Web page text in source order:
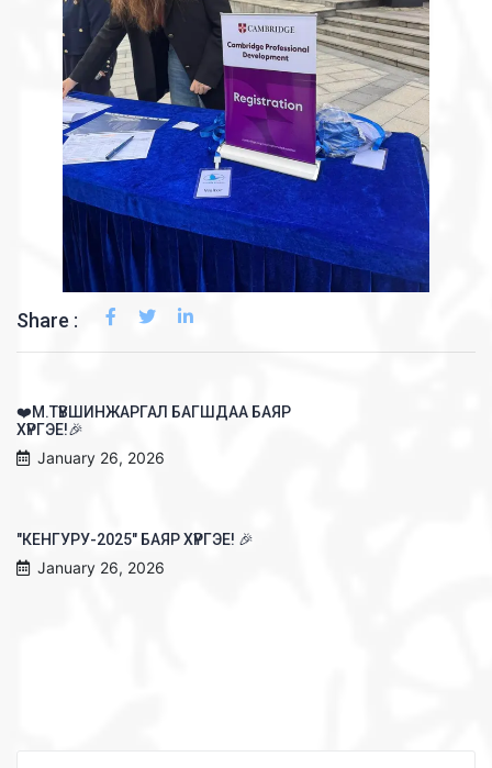
Share :
❤️М.ТҮВШИНЖАРГАЛ БАГШДАА БАЯР
ХҮРГЭЕ!🎉
January 26, 2026
"КЕНГУРУ-2025" БАЯР ХҮРГЭЕ! 🎉
January 26, 2026